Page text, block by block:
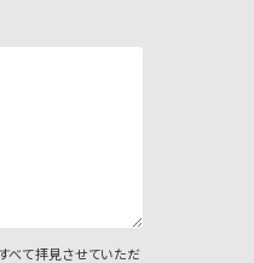
べて拝見させていただ